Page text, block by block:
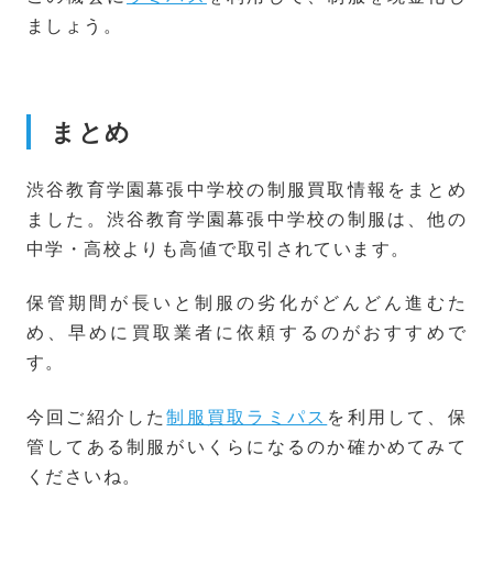
ましょう。
まとめ
渋谷教育学園幕張中学校の制服買取情報をまとめ
ました。渋谷教育学園幕張中学校の制服は、他の
中学・高校よりも高値で取引されています。
保管期間が長いと制服の劣化がどんどん進むた
め、早めに買取業者に依頼するのがおすすめで
す。
今回ご紹介した制服買取ラミパス を利用して、保
管してある制服がいくらになるのか確かめてみて
くださいね。